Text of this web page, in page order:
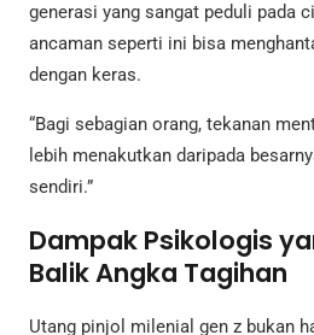
generasi yang sangat peduli pada
ancaman seperti ini bisa
dengan keras.
“Bagi sebagian orang, tekanan
lebih menakutkan daripada
sendiri.”
Dampak Psikologis
Balik Angka Tagihan
Utang pinjol milenial gen z bukan